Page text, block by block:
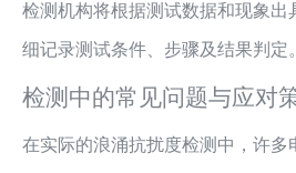
检测机构将根据测试数据和现象出
细记录测试条件、步骤及结果判定。
检测中的常见问题与应对
在实际的浪涌抗扰度检测中，许多